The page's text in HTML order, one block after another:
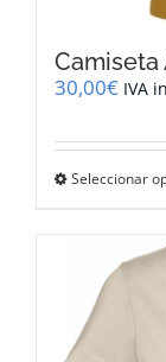
Camiseta
30,00€ IVA
Seleccionar